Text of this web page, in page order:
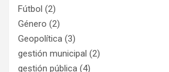
Fútbol (2)
Género (2)
Geopolítica (3)
gestión municipal (2)
gestión pública (4)